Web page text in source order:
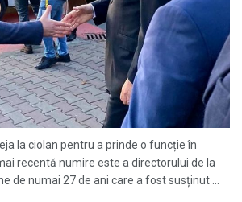
la ciolan pentru a prinde o funcție în
recentă numire este a directorului de la
de numai 27 de ani care a fost susținut ...